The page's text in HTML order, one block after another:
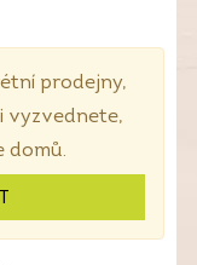
prodejny,
vyzvednete,
domů.